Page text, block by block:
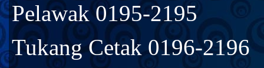
Pelawak 0195-2195
Tukang Cetak 0196-2196